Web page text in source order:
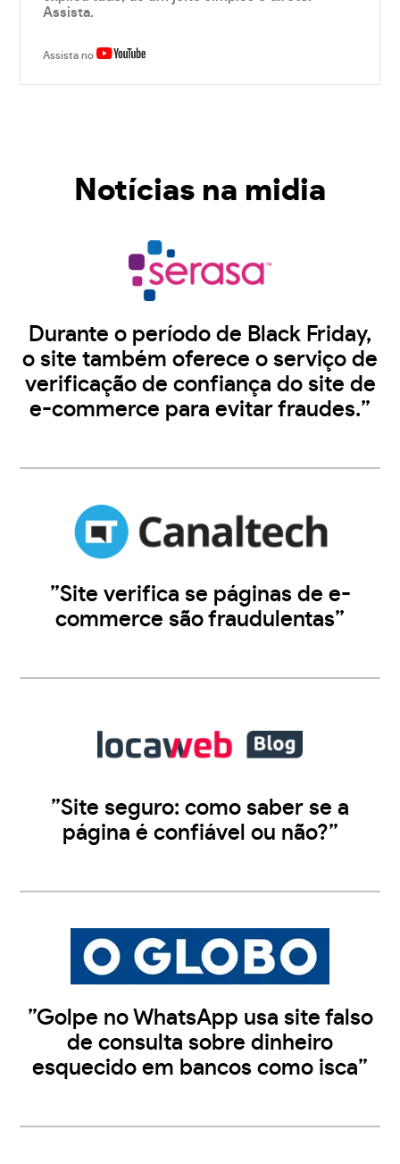
Assista.
Assista no
Notícias na midia
Durante o período de Black Friday,
o site também oferece o serviço de
verificação de confiança do site de
e-commerce para evitar fraudes.”
”Site verifica se páginas de e-
commerce são fraudulentas”
”Site seguro: como saber se a
página é confiável ou não?”
”Golpe no WhatsApp usa site falso
de consulta sobre dinheiro
esquecido em bancos como isca”